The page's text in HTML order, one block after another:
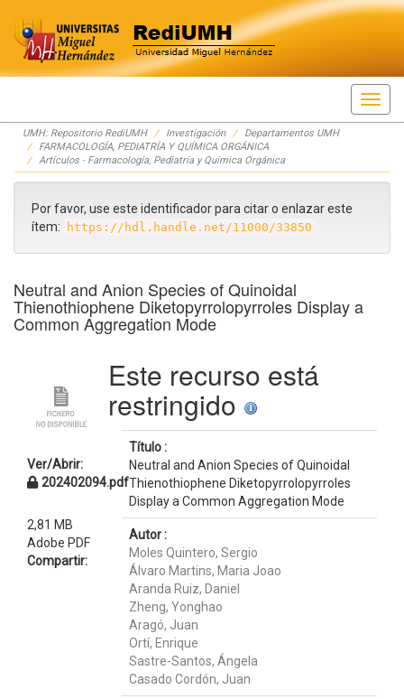
Skip
navigation
UMH: Repositorio RediUMH Investigación
Departamentos UMH
FARMACOLOGÍA, PEDIATRÍA Y QUÍMICA ORGÁNICA
Artículos - Farmacología, Pediatría y Química Orgánica
Por favor, use este identificador para citar o enlazar este
ítem:
https://hdl.handle.net/11000/33850
Neutral and Anion Species of Quinoidal
Thienothiophene Diketopyrrolopyrroles Display a
Common Aggregation Mode
Ver/Abrir:
202402094.pdf
2,81 MB
Adobe PDF
Compartir:
Este recurso está
restringido
Título :
Neutral and Anion Species of Quinoidal
Thienothiophene Diketopyrrolopyrroles
Display a Common Aggregation Mode
Autor :
Moles Quintero, Sergio
Álvaro Martins, Maria Joao
Aranda Ruiz, Daniel
Zheng, Yonghao
Aragó, Juan
Ortí, Enrique
Sastre-Santos, Ángela
Casado Cordón, Juan